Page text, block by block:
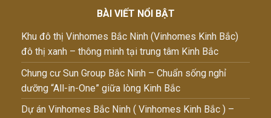
BÀI VIẾT NỔI BẬT
Khu đô thị Vinhomes Bắc Ninh (Vinhomes Kinh Bắc)
đô thị xanh – thông minh tại trung tâm Kinh Bắc
Chung cư Sun Group Bắc Ninh – Chuẩn sống nghỉ
dưỡng “All-in-One” giữa lòng Kinh Bắc
Dự án Vinhomes Bắc Ninh ( Vinhomes Kinh Bắc ) –